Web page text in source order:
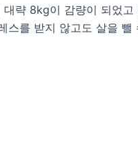
략 8kg이 감량이 되었
스를 받지 않고도 살을